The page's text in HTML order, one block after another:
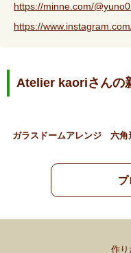
https://minne.com/
https://
Atelier kaoriさんの
ガラスドームアレンジ
プ
作り